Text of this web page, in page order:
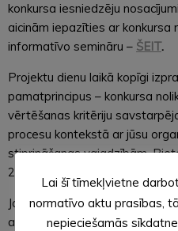
konkursa iesniedzēju
aicinām iepazīties ar konkursa
informatīvo semināru – ŠEIT.
Projektu dienu laikā kopīgi
pamatprincipus – konkursa
vērtēšanas kritēriju
procesu kontekstā ar jūsu
stiprināšanas vajadzībām.
2021. gada 15. februāris
Ja vēlaties saņemt
aicināmpieteikties individuālai
Lai šī tīmekļvietne
normatīvo aktu prasības,
nepieciešamās